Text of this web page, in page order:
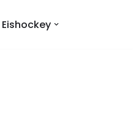
Eishockey